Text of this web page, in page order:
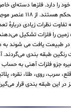
خود را دارد. فلزها دسته‌ای
نظرات زیادی دربارهٔ
در طبیعت یافت می شوند به
رنگین طبقه بندی می‌گردند.
جزو فلزات آهنی به
سرب، روی، طلا، نقره،
در این طبقه‌ بندی قرار